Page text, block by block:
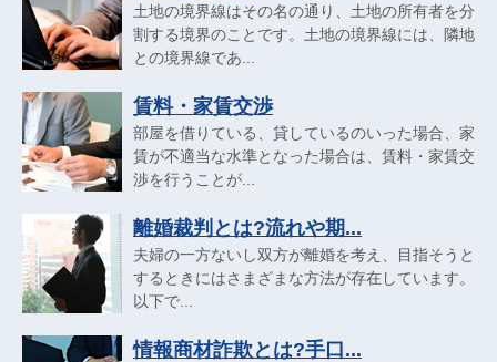
土地の境界線はその名の通り、土地の所有者を分
割する境界のことです。土地の境界線には、隣地
との境界線であ...
賃料・家賃交渉
部屋を借りている、貸しているのいった場合、家
賃が不適当な水準となった場合は、賃料・家賃交
渉を行うことが...
離婚裁判とは?流れや期...
夫婦の一方ないし双方が離婚を考え、目指そうと
するときにはさまざまな方法が存在しています。
以下で...
情報商材詐欺とは?手口...